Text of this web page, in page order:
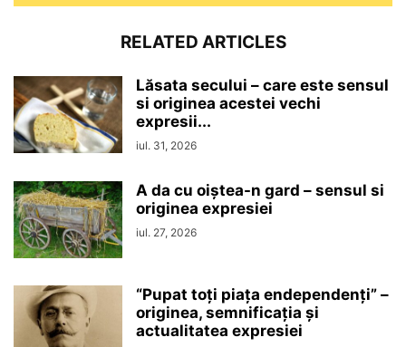
RELATED ARTICLES
Lăsata secului – care este sensul
si originea acestei vechi
expresii...
iul. 31, 2026
A da cu oiștea-n gard – sensul si
originea expresiei
iul. 27, 2026
“Pupat toţi piaţa endependenţi” –
originea, semnificaţia şi
actualitatea expresiei